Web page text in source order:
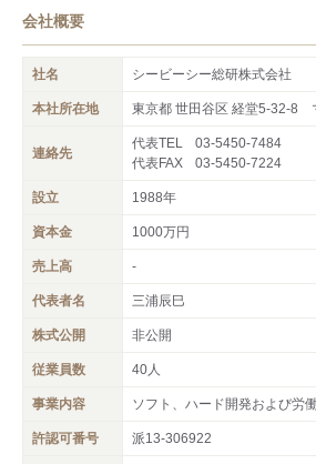
会社概要
社名 シービーシー総研株式会社
本社所在地 東京都 世田谷区 経堂5-32-8
連絡先
代表TEL
03-5450-7484
代表FAX
03-5450-7224
設立 1988年
資本金 1000万円
売上高 ‐
代表者名 三浦辰巳
株式公開 非公開
従業員数 40人
事業内容 ソフト、ハード開発および労
許認可番号 派13-306922